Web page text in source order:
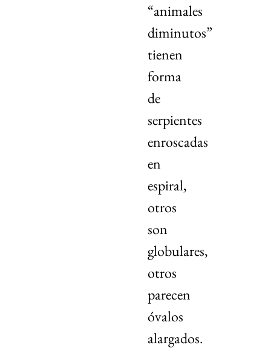
“animales
diminutos”
tienen
forma
de
serpientes
enroscadas
en
espiral,
otros
son
globulares,
otros
parecen
óvalos
alargados.